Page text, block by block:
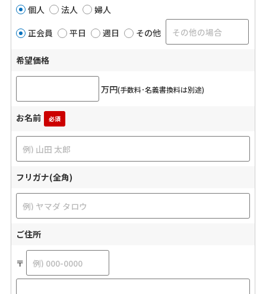
個人
法人
婦人
正会員
平日 週日 その他
希望価格
万円(手数料･名義書換料は別途)
お名前 必須
フリガナ(全角)
ご住所
〒